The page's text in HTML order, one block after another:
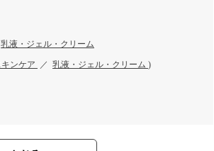
乳液・ジェル・クリーム
キンケア ／ 乳液・ジェル・クリーム )